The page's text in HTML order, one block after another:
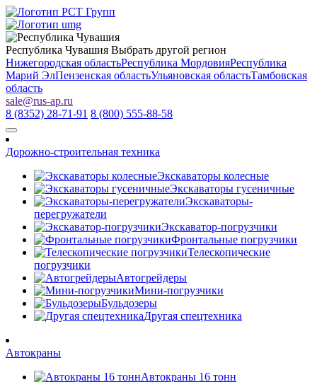
Республика Чувашия Выбрать другой регион
Нижегородская областьРеспублика МордовияРеспублика
Марий ЭлПензенская областьУльяновская областьТамбовская
область
sale@rus-ap.ru
8 (8352) 28-71-91 8 (800) 555-88-58
Дорожно-строительная техника
Экскаваторы колесные
Экскаваторы гусеничные
Экскаваторы-
перегружатели
Экскаватор-погрузчики
Фронтальные погрузчики
Телескопические
погрузчики
Автогрейдеры
Мини-погрузчики
Бульдозеры
Другая спецтехника
Автокраны
Автокраны 16 тонн